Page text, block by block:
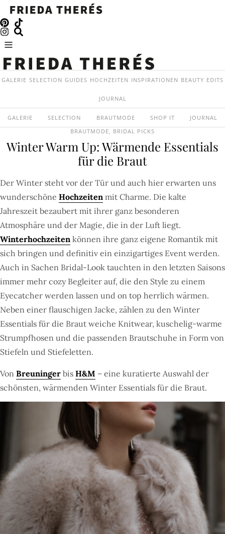
GALERIE SELECTION GUIDES HOCHZEITEN INSPIRATIONEN BEAUTY EDITS
JOURNAL
GALERIE SELECTION BRAUTMODE SHOP IT
JOURNAL
BRAUTMODE, BRIDAL PICKS
Winter Warm Up: Wärmende Essentials
für die Braut
Der Winter steht vor der Tür und auch hier erwarten uns
wunderschöne Hochzeiten mit Charme. Die kalte
Jahreszeit bezaubert mit ihrer ganz besonderen
Atmosphäre und der Magie, die in der Luft liegt.
Winterhochzeiten können ihre ganz eigene Romantik mit
sich bringen und definitiv ein einzigartiges Event werden.
Auch in Sachen Bridal-Look tauchten in den letzten Saisons
immer mehr cozy Begleiter auf, die den Style zu einem
Eyecatcher werden lassen und on top herrlich wärmen.
Neben einer flauschigen Jacke, zählen zu den Winter
Essentials für die Braut weiche Knitwear, kuschelig-warme
Strumpfhosen und die passenden Brautschuhe in Form von
Stiefeln und Stiefeletten.
Von Breuninger bis H&M – eine kuratierte Auswahl der
schönsten, wärmenden Winter Essentials für die Braut.